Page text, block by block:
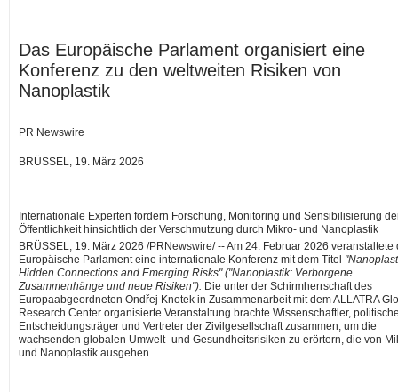
Das Europäische Parlament organisiert eine
Konferenz zu den weltweiten Risiken von
Nanoplastik
PR Newswire
BRÜSSEL, 19. März 2026
Internationale Experten fordern Forschung, Monitoring und Sensibilisierung
Öffentlichkeit hinsichtlich der Verschmutzung durch Mikro- und Nanoplastik
BRÜSSEL, 19. März 2026 /PRNewswire/ -- Am 24. Februar 2026 veranstaltete
Europäische Parlament eine internationale Konferenz mit dem Titel
Hidden Connections and Emerging Risks" ("Nanoplastik: Verborgene
Zusammenhänge und neue Risiken"). Die unter der Schirmherrschaft des
Europaabgeordneten Ondřej Knotek in Zusammenarbeit mit dem ALLATRA
Research Center organisierte Veranstaltung brachte Wissenschaftler,
Entscheidungsträger und Vertreter der Zivilgesellschaft zusammen, um die
wachsenden globalen Umwelt- und Gesundheitsrisiken zu erörtern, die von
und Nanoplastik ausgehen.